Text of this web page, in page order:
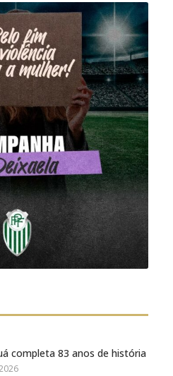
completa 83 anos de história